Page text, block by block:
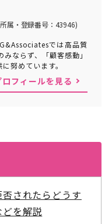
属・登録番号：43946)
では高品質
ならず、「顧客感動」
努めています。
ロフィールを見る
されたらどうす
を解説